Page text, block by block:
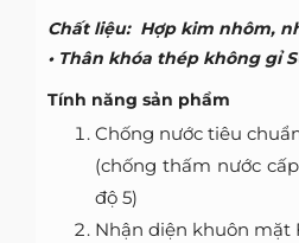
Chất liệu: Hợp kim nhôm,
• Thân khóa thép không gỉ
Tính năng sản phẩm
Chống nước tiêu
(chống thấm nước
độ 5)
Nhận diện khuôn mặt